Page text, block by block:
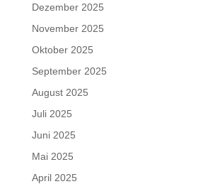
Dezember 2025
November 2025
Oktober 2025
September 2025
August 2025
Juli 2025
Juni 2025
Mai 2025
April 2025